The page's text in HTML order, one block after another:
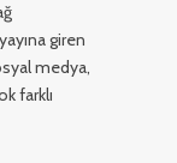
giren
medya,
farklı